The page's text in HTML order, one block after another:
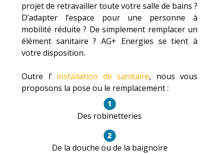
projet de retravailler toute votre salle de bains ?
D’adapter l’espace pour une personne à
mobilité réduite ? De simplement remplacer un
élément sanitaire ? AG+ Energies se tient à
votre disposition.
Outre l’ installation de sanitaire, nous vous
proposons la pose ou le remplacement :
Des robinetteries
De la douche ou de la baignoire